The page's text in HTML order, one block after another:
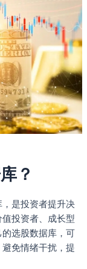
？
是投资者提升决
投资者、成长型
选股数据库，可
免情绪干扰，提